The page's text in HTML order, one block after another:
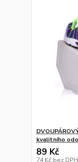
kvalitního
89 Kč
74 Kč bez DPH